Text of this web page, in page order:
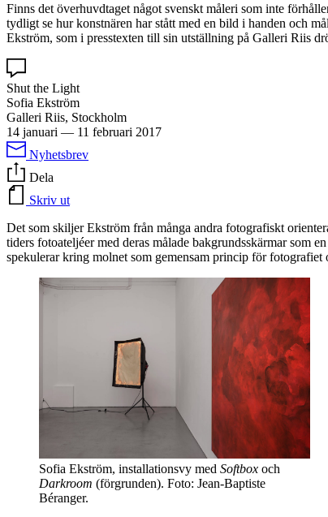
Finns det överhuvdtaget något svenskt måleri som inte
tydligt se hur konstnären har stått med en bild i handen och
Ekström, som i presstexten till sin utställning på Galleri Riis
Shut the Light
Sofia Ekström
Galleri Riis, Stockholm
14 januari — 11 februari 2017
Nyhetsbrev
Dela
Skriv ut
Det som skiljer Ekström från många andra fotografiskt
tiders fotoateljéer med deras målade bakgrundsskärmar som
spekulerar kring molnet som gemensam princip för fotografiet
Sofia Ekström, installationsvy med Softbox och
Darkroom (förgrunden). Foto: Jean-Baptiste
Béranger.